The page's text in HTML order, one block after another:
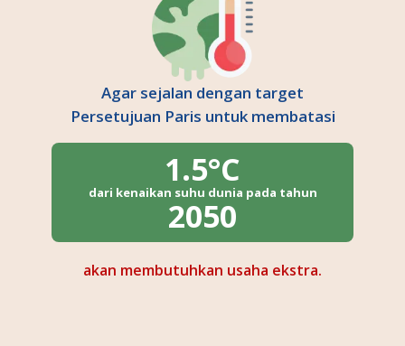
Agar sejalan dengan target
Persetujuan Paris untuk membatasi
1.5°C
dari kenaikan suhu dunia pada tahun
2050
akan membutuhkan usaha ekstra.